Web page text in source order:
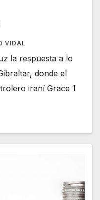
VIDAL
la respuesta a lo
donde el
iraní Grace 1